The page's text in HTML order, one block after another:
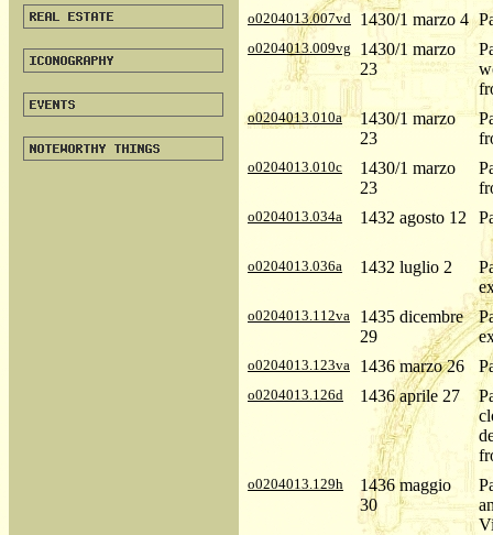
o0204013.007vd 1430/1 marzo 4
o0204013.009vg
1430/1 marzo
23
o0204013.010a
1430/1 marzo
23
o0204013.010c
1430/1 marzo
23
o0204013.034a 1432 agosto 12
o0204013.036a 1432 luglio 2
o0204013.112va
1435 dicembre
29
o0204013.123va 1436 marzo 26
o0204013.126d 1436 aprile 27
o0204013.129h
1436 maggio
30